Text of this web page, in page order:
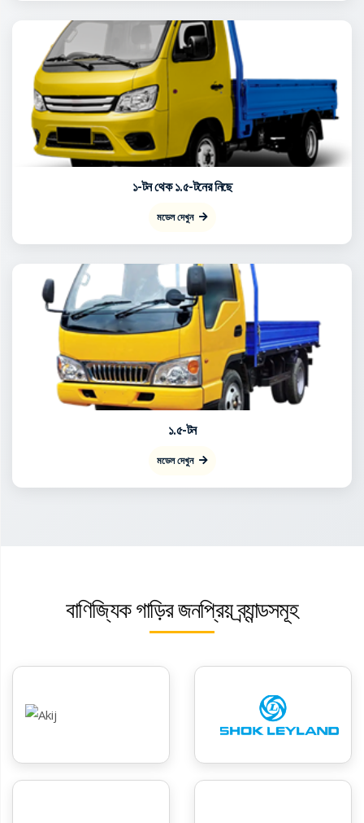
১-টন থেক ১.৫-টনের নিছে
মডেল দেখুন
১.৫-টন
মডেল দেখুন
বাণিজ্যিক গাড়ির জনপ্রিয় ব্র্যান্ডসমূহ